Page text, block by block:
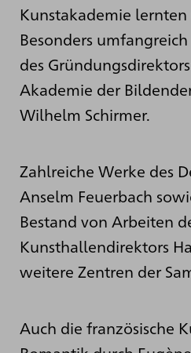
Kunstakademie
Besonders
des
Akademie der
Wilhelm Schirmer.
Zahlreiche Werke des
Anselm Feuerbach
Bestand von Arbeiten
Kunsthallendirektors
weitere Zentren der
Auch die französische